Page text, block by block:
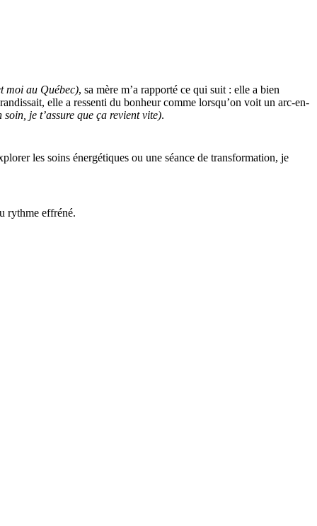
moi au Québec), sa mère m’a rapporté ce qui suit : elle a bien
elle a ressenti du bonheur comme lorsqu’on voit un arc-en-
je t’assure que ça revient vite).
les soins énergétiques ou une séance de transformation, je
rythme effréné.